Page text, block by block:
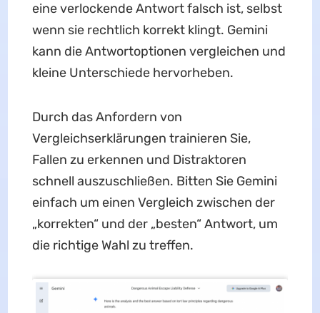
eine verlockende Antwort falsch ist, selbst
wenn sie rechtlich korrekt klingt. Gemini
kann die Antwortoptionen vergleichen und
kleine Unterschiede hervorheben.
Durch das Anfordern von
Vergleichserklärungen trainieren Sie,
Fallen zu erkennen und Distraktoren
schnell auszuschließen. Bitten Sie Gemini
einfach um einen Vergleich zwischen der
„korrekten“ und der „besten“ Antwort, um
die richtige Wahl zu treffen.